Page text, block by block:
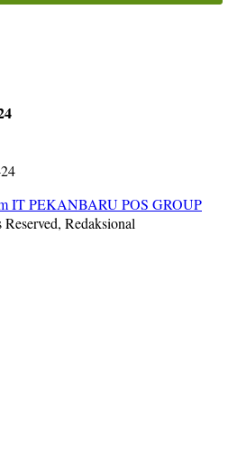
IT PEKANBARU POS GROUP
Redaksional